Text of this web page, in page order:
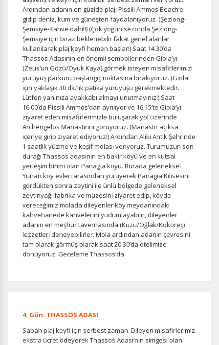
Zorunlu Çerezler HER ZAMAN AKTIF
Oturum yönetimi, güvenlik ve temel site işlevleri için
gereklidir. Bu çerezler olmadan site düzgün çalışmaz ve
devre dışı bırakılamaz.
İstatistik Çerezleri
Ziyaretçilerin siteyi nasıl kullandığını anonim olarak
ölçeriz. Hangi sayfaların popüler olduğunu ve
kullanıcıların nerede zorluk yaşadığını anlamamıza
yardımcı olur.
Pazarlama Çerezleri
Size ve ilgi alanlarınıza uygun reklamlar göstermek için
kullanılır. Kapatırsanız reklamları görmeye devam
edersiniz, ancak daha az alakalı olabilirler.
Tercihleri Kaydet
Ardından adanın en güzide plajı Pissili Ammos Beach’e
gidip deniz, kum ve güneşten faydalanıyoruz. (Şezlong-
Şemsiye-Kahve dahil!) (Çok yoğun sezonda Şezlong-
Şemsiye için biraz beklenebilir fakat genel alanlar
kullanılarak plaj keyfi hemen başlar!) Saat 14.30’da
Thassos Adasının en önemli sembollerinden Giola’yı
(Zeus’un Gözü/Oyuk Kaya) görmek isteyen misafirlerimizi
yürüyüş parkuru başlangıç noktasına bırakıyoruz. (Giola
için yaklaşık 30 dk.’lık patika yürüyüşü gerekmektedir.
Lütfen yanınıza ayakkabı almayı unutmayınız!) Saat
16.00’da Pissili Ammos’dan ayrılıyor ve 16.15’te Giola’yı
ziyaret eden misafirlerimizle buluşarak yol üzerinde
Archengelos Manastırını görüyoruz. (Manastır açıksa
içeriye girip ziyaret ediyoruz!) Ardından Aliki Antik Şehrinde
1 saatlik yüzme ve keşif molası veriyoruz. Turumuzun son
durağı Thassos adasının en bakir köyü ve en kutsal
yerleşim birimi olan Panagia köyü. Burada geleneksel
Yunan köy evleri arasından yürüyerek Panagia Kilisesini
gördükten sonra zeytini ile ünlü bölgede geleneksel
zeytinyağı fabrika ve müzesini ziyaret edip, köyde
vereceğimiz molada dileyenler köy meydanındaki
kahvehanede kahvelerini yudumlayabilir, dileyenler
adanın en meşhur tavernasında (Kuzu/Oğlak/Kokoreç)
lezzetleri deneyebilirler. Mola ardından adanın çevresini
tam olarak görmüş olarak saat 20.30’da otelimize
dönüyoruz. Geceleme Thassos’da
4. Gün: THASSOS ADASI
Sabah plaj keyfi için serbest zaman. Dileyen misafirlerimiz
ekstra ücret ödeyerek Thassos Adası’nın simgesi olan